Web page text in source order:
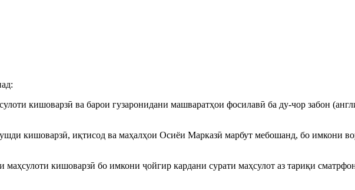
кишоварзӣ ва барои гузаронидани машваратҳои фосилавӣ ба ду-чор забон
кишоварзӣ, иқтисод ва маҳалҳои Осиёи Марказӣ марбут мебошанд, бо имкони
кишоварзӣ бо имкони ҷойгир кардани сурати маҳсулот аз тариқи